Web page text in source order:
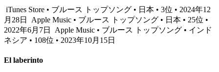
iTunes Store • ブルース トップソング • 日本 • 3位 • 2024年12
月28日
Apple Music • ブルース トップソング • 日本 • 25位 •
2022年6月7日
Apple Music • ブルース トップソング • インド
ネシア • 108位 • 2023年10月15日
El laberinto